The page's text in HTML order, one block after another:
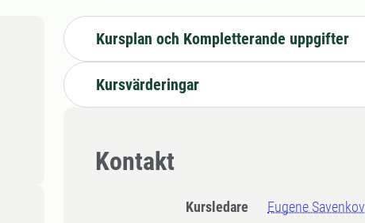
Kursplan och Kompletterande uppgifter
Kursvärderingar
Kontakt
Kursledare Eugene Savenkov